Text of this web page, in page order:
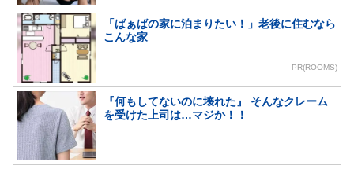
「ばぁばの家に泊まりたい！」老後に住むなら
こんな家
PR(ROOMS)
『何もしてないのに壊れた』 そんなクレーム
を受けた上司は…マジか！！